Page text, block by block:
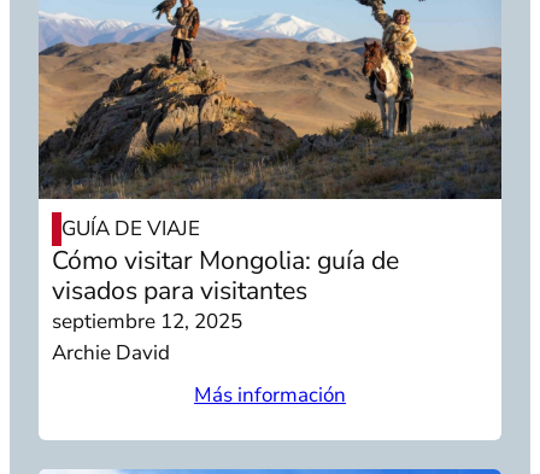
GUÍA DE VIAJE
Cómo visitar Mongolia: guía de
visados para visitantes
septiembre 12, 2025
Archie David
Más información